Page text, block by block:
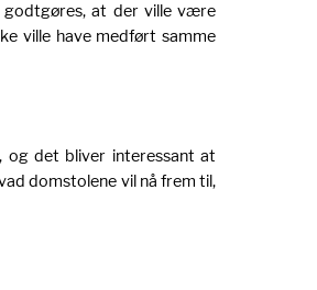
godtgøres, at der ville være
ville have medført samme
og det bliver interessant at
domstolene vil nå frem til,